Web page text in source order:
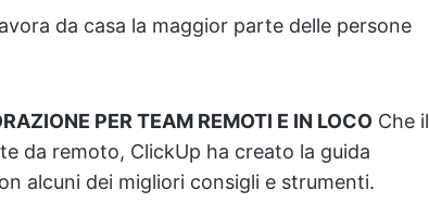
da casa la maggior parte delle persone
PER TEAM REMOTI E IN LOCO Che il
da remoto, ClickUp ha creato la guida
alcuni dei migliori consigli e strumenti.